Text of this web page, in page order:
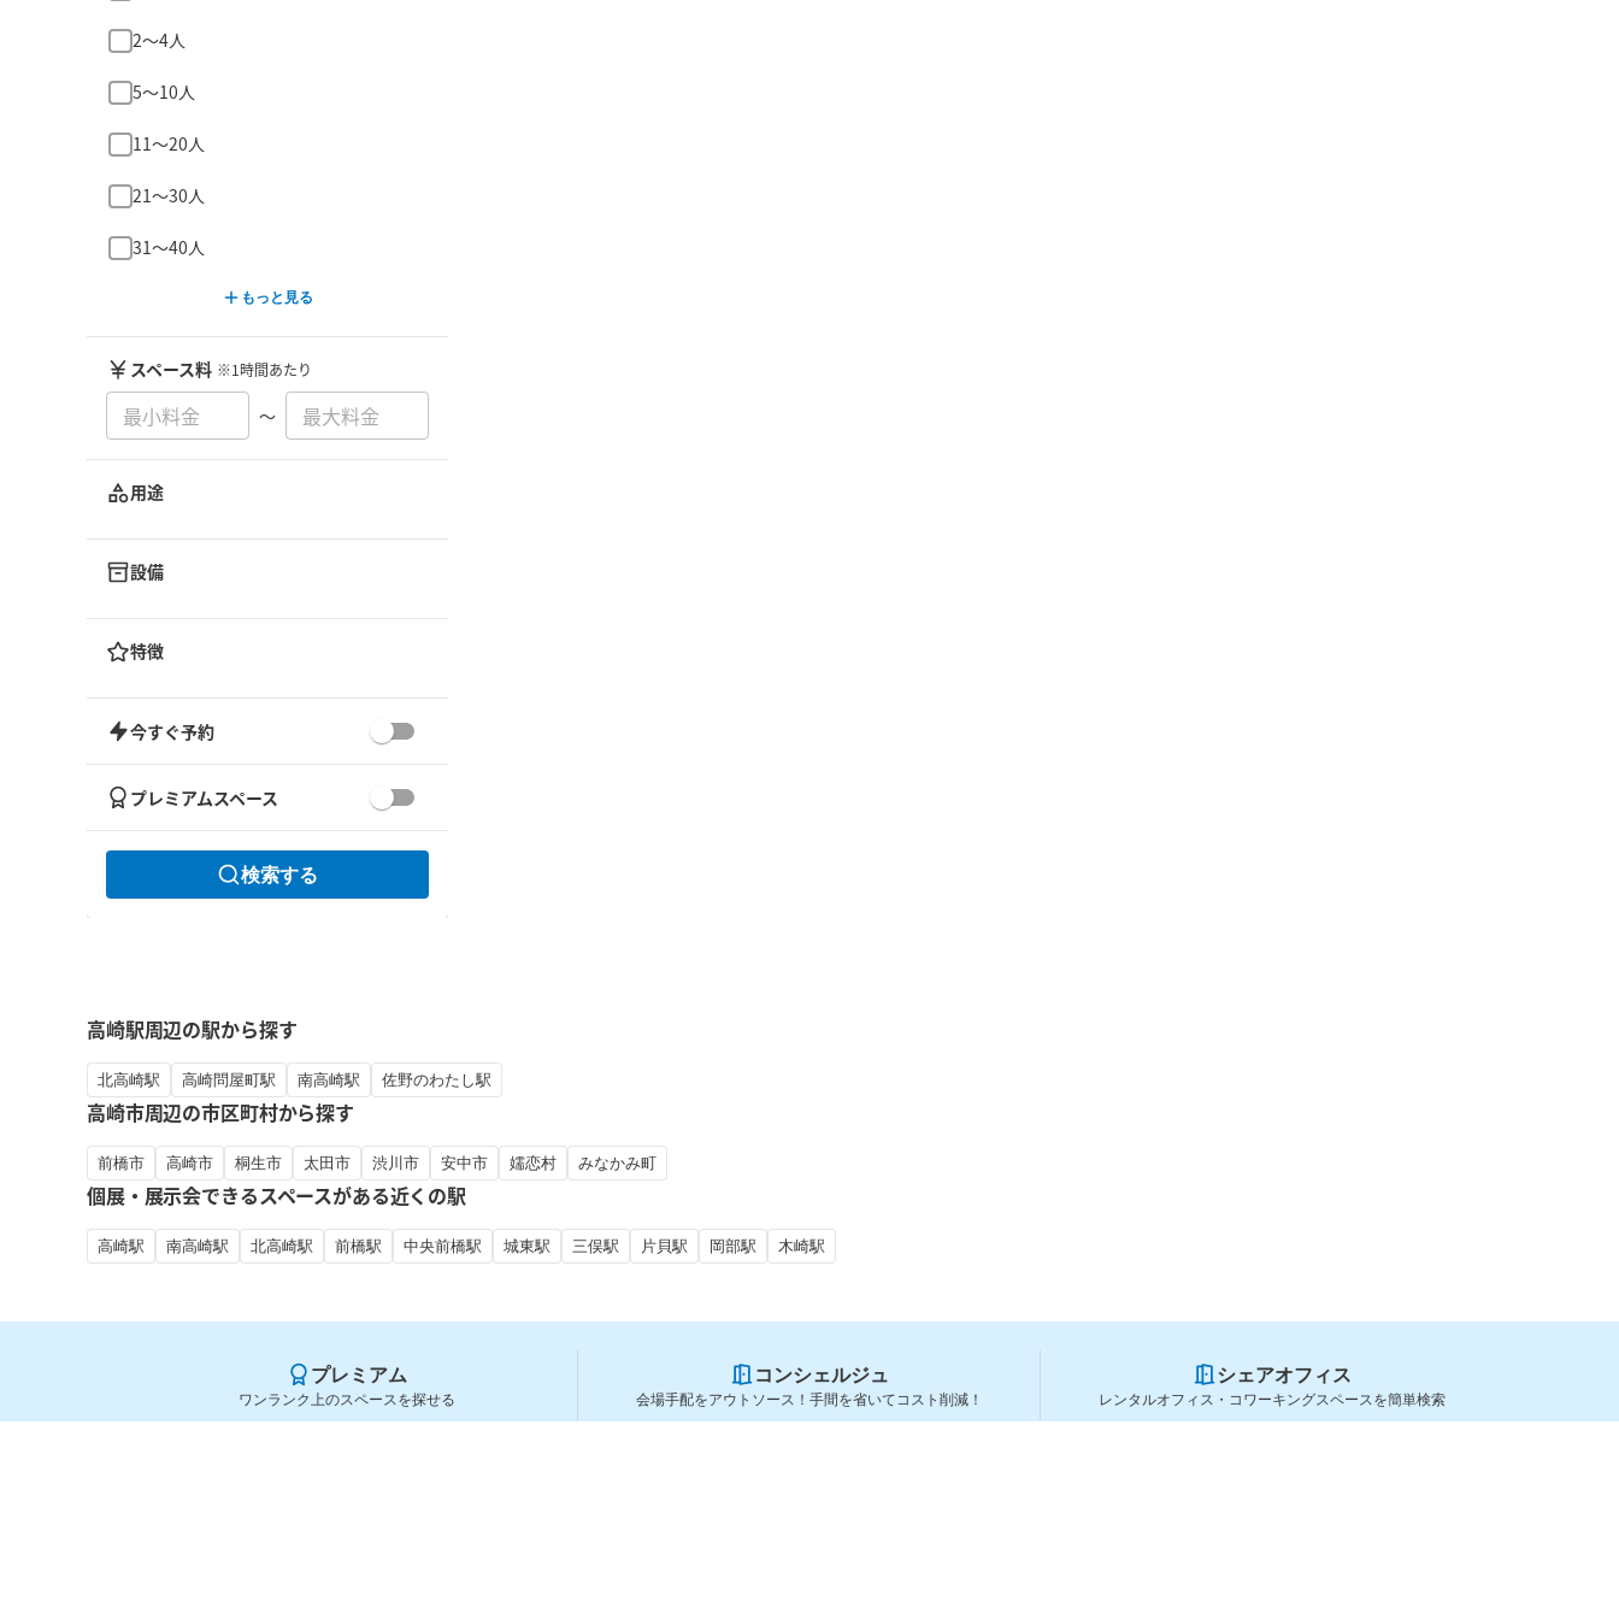
2〜4人
5〜10人
11〜20人
21〜30人
31〜40人
もっと見る
スペース料 ※1時間あたり
〜
用途
設備
特徴
今すぐ予約
プレミアムスペース
検索する
高崎駅周辺の駅から探す
北高崎駅 高崎問屋町駅 南高崎駅 佐野のわたし駅
高崎市周辺の市区町村から探す
前橋市 高崎市 桐生市 太田市 渋川市 安中市 嬬恋村 みなかみ町
個展・展示会できるスペースがある近くの駅
高崎駅 南高崎駅 北高崎駅 前橋駅 中央前橋駅 城東駅 三俣駅 片貝駅 岡部駅 木崎駅
プレミアム
ワンランク上のスペースを探せる
コンシェルジュ
会場手配をアウトソース！手間を省いてコスト削減！
シェアオフィス
レンタルオフィス・コワーキングスペースを簡単検索